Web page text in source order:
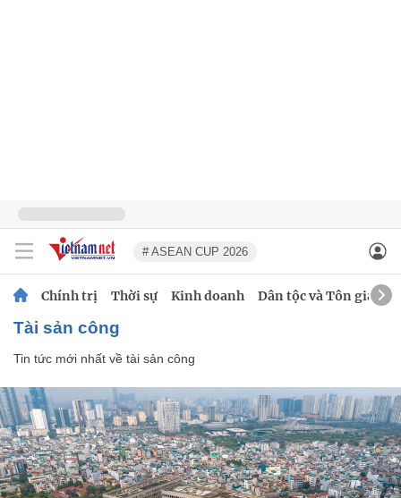
# ASEAN CUP 2026
Chính trị Thời sự Kinh doanh Dân tộc và Tôn giáo
tài sản công
Tin tức mới nhất về tài sản công